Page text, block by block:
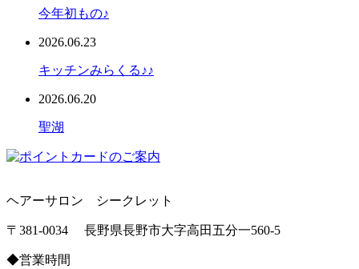
今年初もの♪
2026.06.23
キッチンみらくる♪♪
2026.06.20
聖湖
ヘアーサロン シークレット
〒381-0034 長野県長野市大字高田五分一560-5
◆営業時間